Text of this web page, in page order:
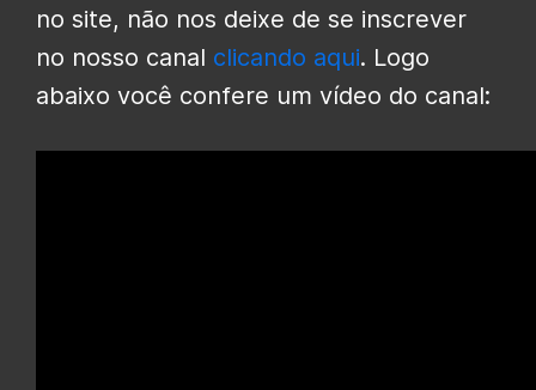
no site, não nos deixe de se inscrever
no nosso canal clicando aqui. Logo
abaixo você confere um vídeo do canal: